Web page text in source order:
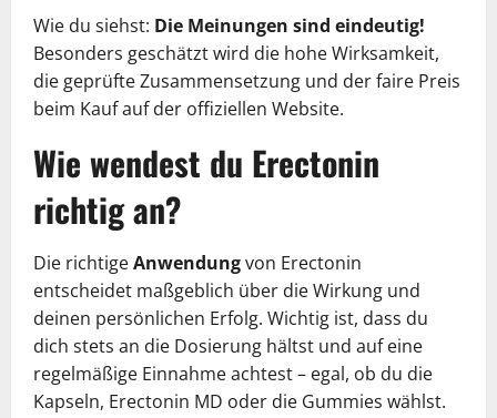
Wie du siehst: Die Meinungen sind eindeutig!
Besonders geschätzt wird die hohe Wirksamkeit,
die geprüfte Zusammensetzung und der faire Preis
beim Kauf auf der offiziellen Website.
Wie wendest du Erectonin
richtig an?
Die richtigeAnwendungvon Erectonin
entscheidet maßgeblich über die Wirkung und
deinen persönlichen Erfolg. Wichtig ist, dass du
dich stets an die Dosierung hältst und auf eine
regelmäßige Einnahme achtest – egal, ob du die
Kapseln, Erectonin MD oder die Gummies wählst.